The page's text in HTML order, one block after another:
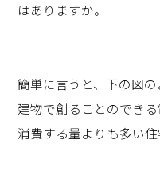
はありますか。
簡単に言うと、下の図の
建物で創ることのでき
消費する量よりも多い住